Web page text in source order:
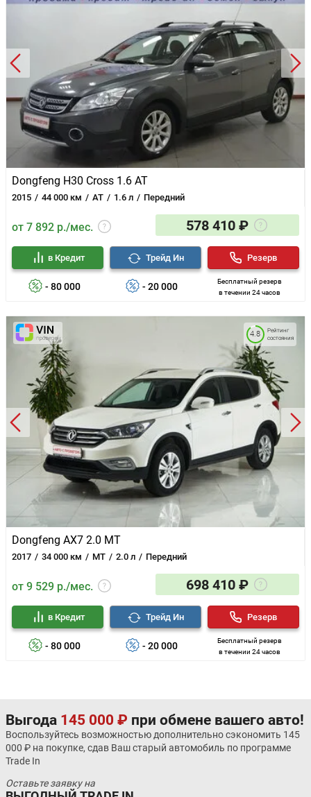
Dongfeng H30 Cross 1.6 AT
2015 44 000 км AT 1.6 л Передний
от 7 892 р./мес. 578 410 ₽
- 80 000
в Кредит
- 20 000
Трейд Ин
Бесплатный резерв
в течении 24 часов
Резерв
Dongfeng AX7 2.0 MT
2017 34 000 км MT 2.0 л Передний
Рейтинг
состояния
4.8
от 9 529 р./мес. 698 410 ₽
- 80 000
в Кредит
- 20 000
Трейд Ин
Бесплатный резерв
в течении 24 часов
Резерв
Выгода 145 000 ₽ при обмене вашего авто!
Воспользуйтесь возможностью дополнительно сэкономить 145
000 ₽ на покупке, сдав Ваш старый автомобиль по программе
Trade In
Оставьте заявку на